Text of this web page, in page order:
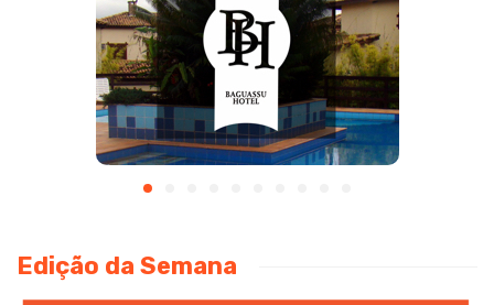
Edição da Semana